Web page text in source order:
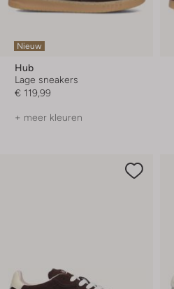
Nieuw
Hub
Lage sneakers
€ 119,99
+ meer kleuren